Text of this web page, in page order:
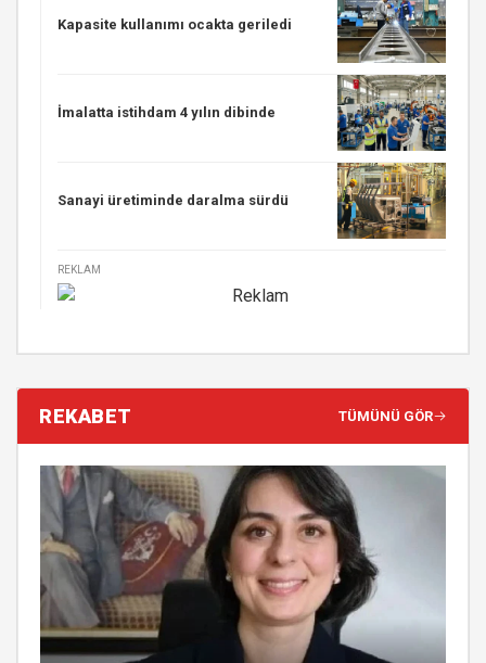
Kapasite kullanımı ocakta geriledi
İmalatta istihdam 4 yılın dibinde
Sanayi üretiminde daralma sürdü
REKLAM
REKABET TÜMÜNÜ GÖR